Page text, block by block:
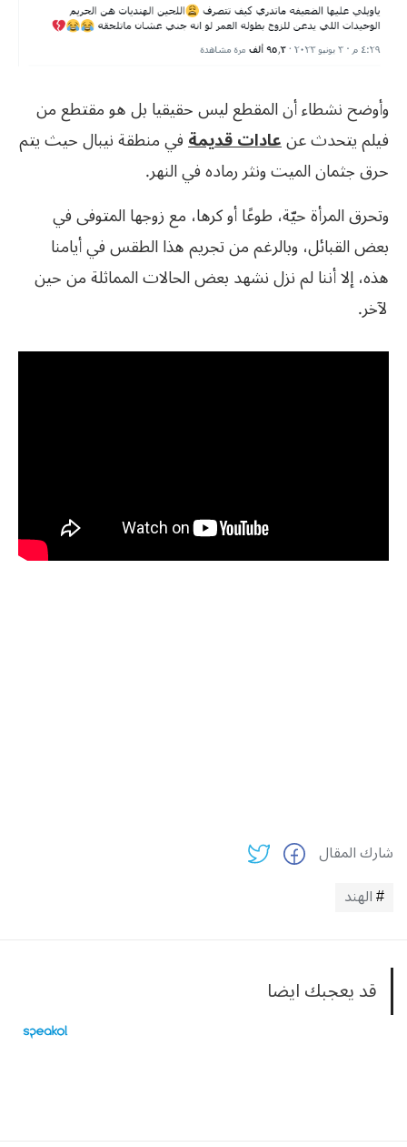
وأوضح نشطاء أن المقطع ليس حقيقيا بل هو مقتطع من
فيلم يتحدث عنعادات قديمةفي منطقة نيبال حيث يتم
حرق جثمان الميت ونثر رماده في النهر.
وتحرق المرأة حيّة، طوعًا أو كرها، مع زوجها المتوفى في
بعض القبائل، وبالرغم من تجريم هذا الطقس في أيامنا
هذه، إلا أننا لم نزل نشهد بعض الحالات المماثلة من حين
لآخر.
شارك المقال
الهند
قد يعجبك ايضا